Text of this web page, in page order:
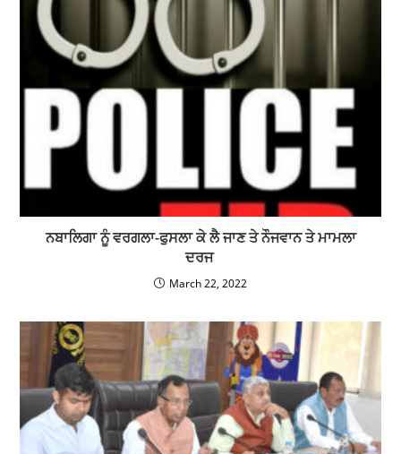
ਨਬਾਲਿਗਾ ਨੂੰ ਵਰਗਲਾ-ਫੁਸਲਾ ਕੇ ਲੈ ਜਾਣ ਤੇ ਨੌਜਵਾਨ ਤੇ ਮਾਮਲਾ
ਦਰਜ
March 22, 2022